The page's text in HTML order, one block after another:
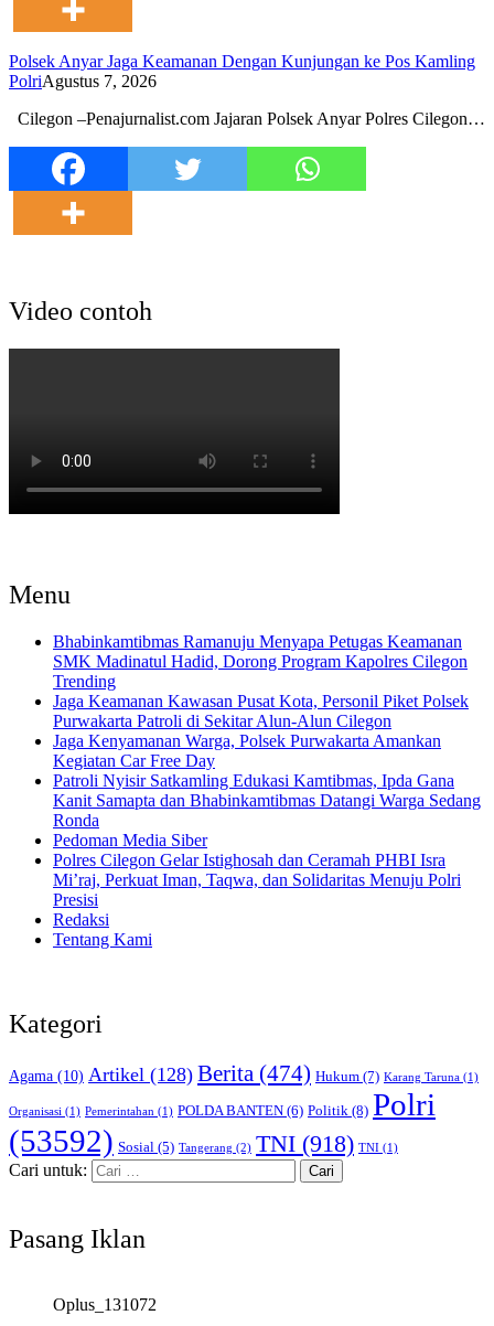
Polsek Anyar Jaga Keamanan Dengan Kunjungan ke Pos Kamling
PolriAgustus 7, 2026
Cilegon –Penajurnalist.com Jajaran Polsek Anyar Polres Cilegon…
Video contoh
Menu
Bhabinkamtibmas Ramanuju Menyapa Petugas Keamanan
SMK Madinatul Hadid, Dorong Program Kapolres Cilegon
Trending
Jaga Keamanan Kawasan Pusat Kota, Personil Piket Polsek
Purwakarta Patroli di Sekitar Alun-Alun Cilegon
Jaga Kenyamanan Warga, Polsek Purwakarta Amankan
Kegiatan Car Free Day
Patroli Nyisir Satkamling Edukasi Kamtibmas, Ipda Gana
Kanit Samapta dan Bhabinkamtibmas Datangi Warga Sedang
Ronda
Pedoman Media Siber
Polres Cilegon Gelar Istighosah dan Ceramah PHBI Isra
Mi’raj, Perkuat Iman, Taqwa, dan Solidaritas Menuju Polri
Presisi
Redaksi
Tentang Kami
Kategori
Agama (10) Artikel (128) Berita (474) Hukum (7) Karang Taruna (1)
Organisasi (1) Pemerintahan (1) POLDA BANTEN (6) Politik (8) Polri
(53592) Sosial (5) Tangerang (2) TNI (918) TNI (1)
Cari untuk:
Pasang Iklan
Oplus_131072